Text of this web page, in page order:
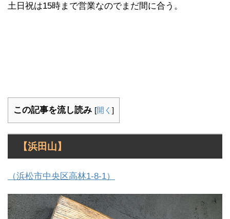
土日祝は15時まで営業なのでまだ間に合う。
この記事を流し読み [開く ]
【浜田山】
（浜松市中央区高林1-8-1）